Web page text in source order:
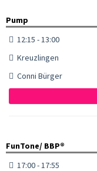
Pump
12:15 - 13:00
Kreuzlingen
Conni Bürger
FunTone/ BBP®
17:00 - 17:55